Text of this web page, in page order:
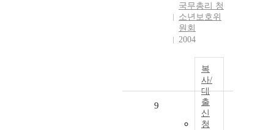
국무총리 청
소년보호위
원회
2004
복
사/
대
출
신
청
9